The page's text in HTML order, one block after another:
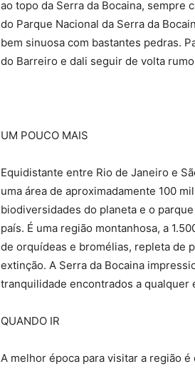
ao topo da Serra da Bocaina, sempre
do Parque Nacional da Serra da
bem sinuosa com bastantes pedras.
do Barreiro e dali seguir de volta
UM POUCO MAIS
Equidistante entre Rio de Janeiro e
uma área de aproximadamente 100
biodiversidades do planeta e o
país. É uma região montanhosa, a
de orquídeas e bromélias, repleta de
extinção. A Serra da Bocaina
tranquilidade encontrados a qualquer
QUANDO IR
A melhor época para visitar a região